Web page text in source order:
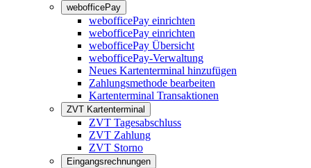
webofficePay
webofficePay einrichten
webofficePay einrichten
webofficePay Übersicht
webofficePay-Verwaltung
Neues Kartenterminal hinzufügen
Zahlungsmethode bearbeiten
Kartenterminal Transaktionen
ZVT Kartenterminal
ZVT Tagesabschluss
ZVT Zahlung
ZVT Storno
Eingangsrechnungen